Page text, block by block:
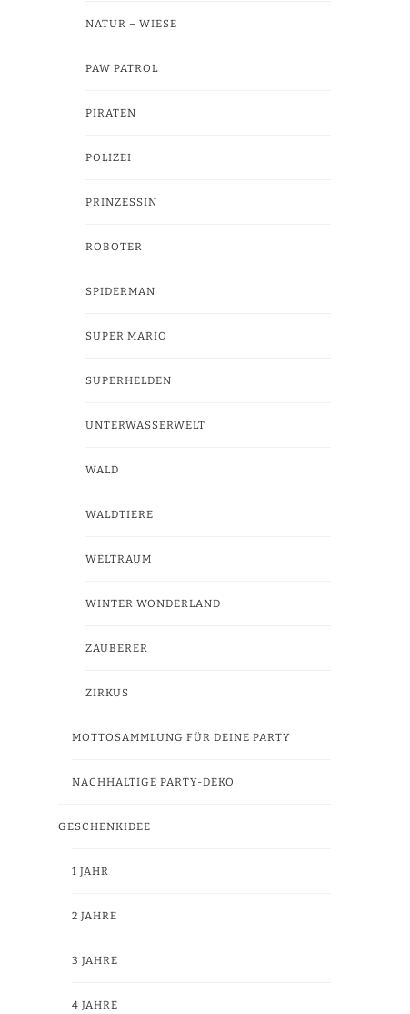
NATUR – WIESE
PAW PATROL
PIRATEN
POLIZEI
PRINZESSIN
ROBOTER
SPIDERMAN
SUPER MARIO
SUPERHELDEN
UNTERWASSERWELT
WALD
WALDTIERE
WELTRAUM
WINTER WONDERLAND
ZAUBERER
ZIRKUS
MOTTOSAMMLUNG FÜR DEINE PARTY
NACHHALTIGE PARTY-DEKO
GESCHENKIDEE
1 JAHR
2 JAHRE
3 JAHRE
4 JAHRE